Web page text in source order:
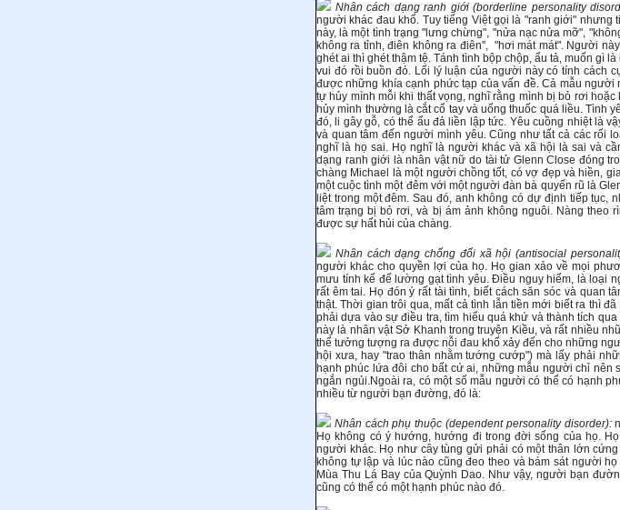
Nhân cách dạng ranh giới (borderline personality
người khác đau khổ. Tuy tiếng Việt gọi là "ranh giới"
này, là một tình trạng "lưng chừng", "nửa nạc nửa mỡ",
không ra tỉnh, điên không ra điên", "hơi mát mát". Người
ghét ai thì ghét thậm tệ. Tánh tình bộp chộp, ẩu tả, muốn gì
vui đó rồi buồn đó. Lối lý luận của người này có tính cách
được những khía cạnh phức tạp của vấn đề. Cả mẫu
tự hủy mình mỗi khi thất vọng, nghĩ rằng mình bị bỏ rơi
hủy mình thường là cắt cổ tay và uống thuốc quá liều. Tình
đó, li gây gỗ, có thể ẩu đả liền lập tức. Yêu cuồng nhiệt là
và quan tâm đến người mình yêu. Cũng như tất cả các rối
nghĩ là họ sai. Họ nghĩ là người khác và xã hội là sai và
dạng ranh giới là nhân vật nữ do tài tử Glenn Close đóng
chàng Michael là một người chồng tốt, có vợ đẹp và hiền,
một cuộc tình một đêm với một người đàn bà quyến rũ là
liệt trong một đêm. Sau đó, anh không có dự định tiếp tục,
tâm trạng bị bỏ rơi, và bị ám ảnh không nguôi. Nàng theo
được sự hất hủi của chàng.
Nhân cách dạng chống đối xã hội (antisocial
người khác cho quyền lợi của họ. Họ gian xảo về mọi
mưu tính kế để lường gạt tình yêu. Ðiều nguy hiểm, là loại
rất êm tai. Họ đón ý rất tài tình, biết cách săn sóc và quan
thật. Thời gian trôi qua, mất cả tình lẫn tiền mới biết ra thì
phải dựa vào sự điều tra, tìm hiểu quá khứ và thành tích
này là nhân vật Sở Khanh trong truyện Kiều, và rất nhiều
thể tưởng tượng ra được nỗi đau khổ xảy đến cho những
hội xưa, hay "trao thân nhằm tướng cướp") mà lấy phải
hạnh phúc lứa đôi cho bất cứ ai, những mẫu người chỉ nên
ngắn ngủi.Ngoài ra, có một số mẫu người có thể có hạnh
nhiều từ người bạn đường, đó là:
Nhân cách phụ thuộc (dependent personality disorder):
Họ không có ý hướng, hướng đi trong đời sống của họ.
người khác. Họ như cây tùng gửi phải có một thân lớn
không tự lập và lúc nào cũng đeo theo và bám sát người
Mùa Thu Lá Bay của Quỳnh Dao. Như vậy, người bạn
cũng có thể có một hạnh phúc nào đó.